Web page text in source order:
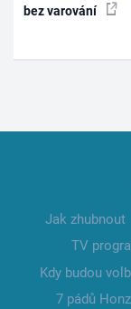
bez varování
Jak zhubnout
TV
Kdy budou
7 pádů